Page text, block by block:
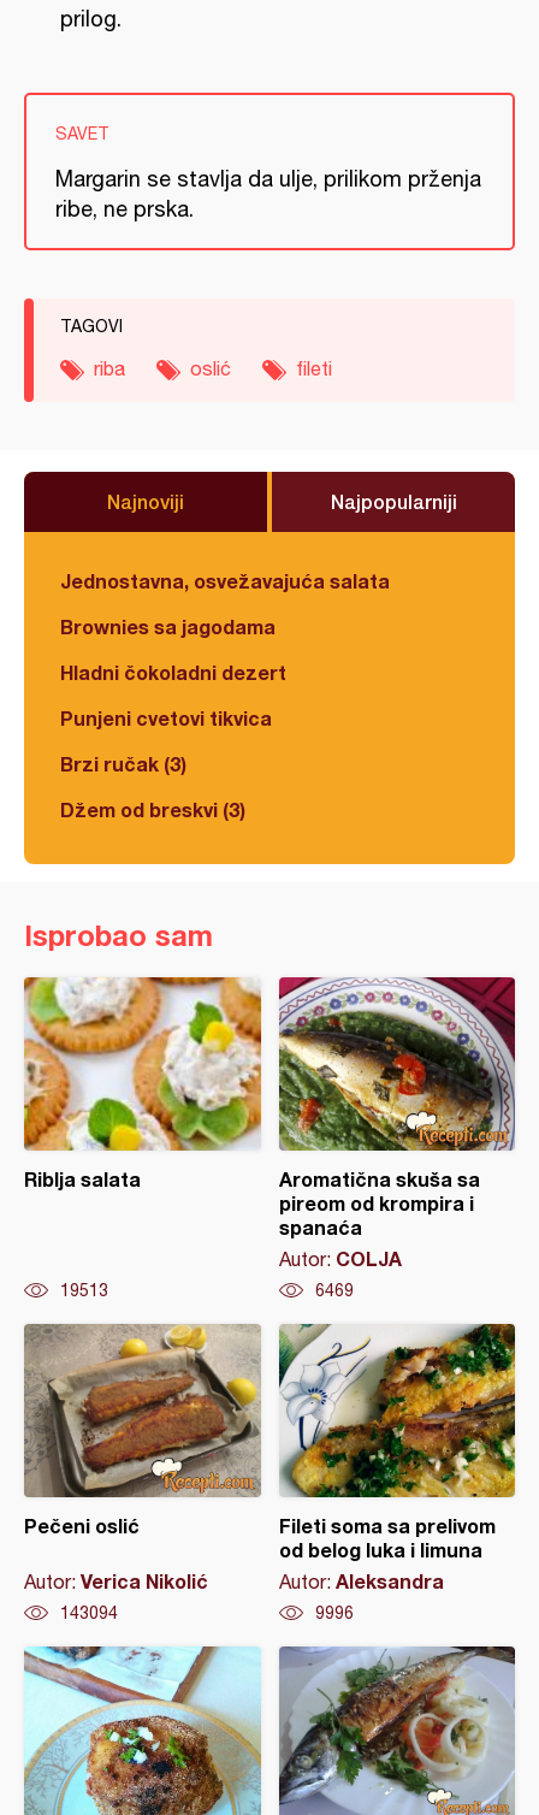
prilog.
SAVET
Margarin se stavlja da ulje, prilikom prženja
ribe, ne prska.
TAGOVI
riba oslić fileti
Najnoviji Najpopularniji
Jednostavna, osvežavajuća salata
Brownies sa jagodama
Hladni čokoladni dezert
Punjeni cvetovi tikvica
Brzi ručak (3)
Džem od breskvi (3)
Isprobao sam
Riblja salata
19513
Aromatična skuša sa
pireom od krompira i
spanaća
Autor: COLJA
6469
Pečeni oslić
Autor: Verica Nikolić
143094
Fileti soma sa prelivom
od belog luka i limuna
Autor: Aleksandra
9996